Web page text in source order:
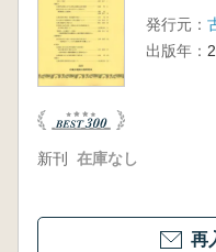
発行元：
出版年：
新刊 在庫なし
再